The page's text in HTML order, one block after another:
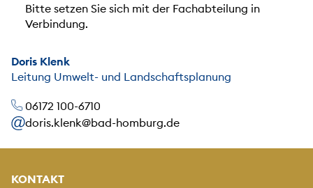
Bitte setzen Sie sich mit der Fachabteilung in
Verbindung.
Doris Klenk
Leitung Umwelt- und Landschaftsplanung
06172 100-6710
doris.klenk@bad-homburg.de
KONTAKT